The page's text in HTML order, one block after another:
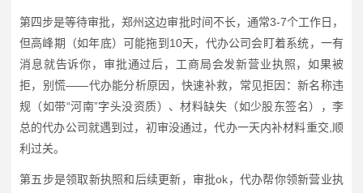
第四步是等待审批，郑州这边审批时间不长，通常3-7个工作日，
但高峰期（如年底）可能拖到10天，代办公司会盯着系统，一有
消息就告诉你，审批通过后，工商局会发新营业执照，如果被
拒，别慌——代办能分析原因，快速补救，常见拒因：新名称违
规（如带“河南”字头没资质）、材料缺失（如少股东签名），李
总的代办公司就遇到过，初审没通过，代办一天内补材料重交,顺
利过关。
第五步是领取新执照和后续更新，审批ok，代办帮你领新营业执